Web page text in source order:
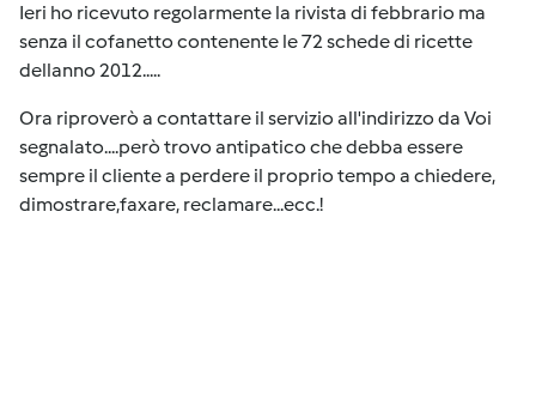
Ieri ho ricevuto regolarmente la rivista di febbrario ma
senza il cofanetto contenente le 72 schede di ricette
dellanno 2012.....
Ora riproverò a contattare il servizio all'indirizzo da Voi
segnalato....però trovo antipatico che debba essere
sempre il cliente a perdere il proprio tempo a chiedere,
dimostrare,faxare, reclamare...ecc.!